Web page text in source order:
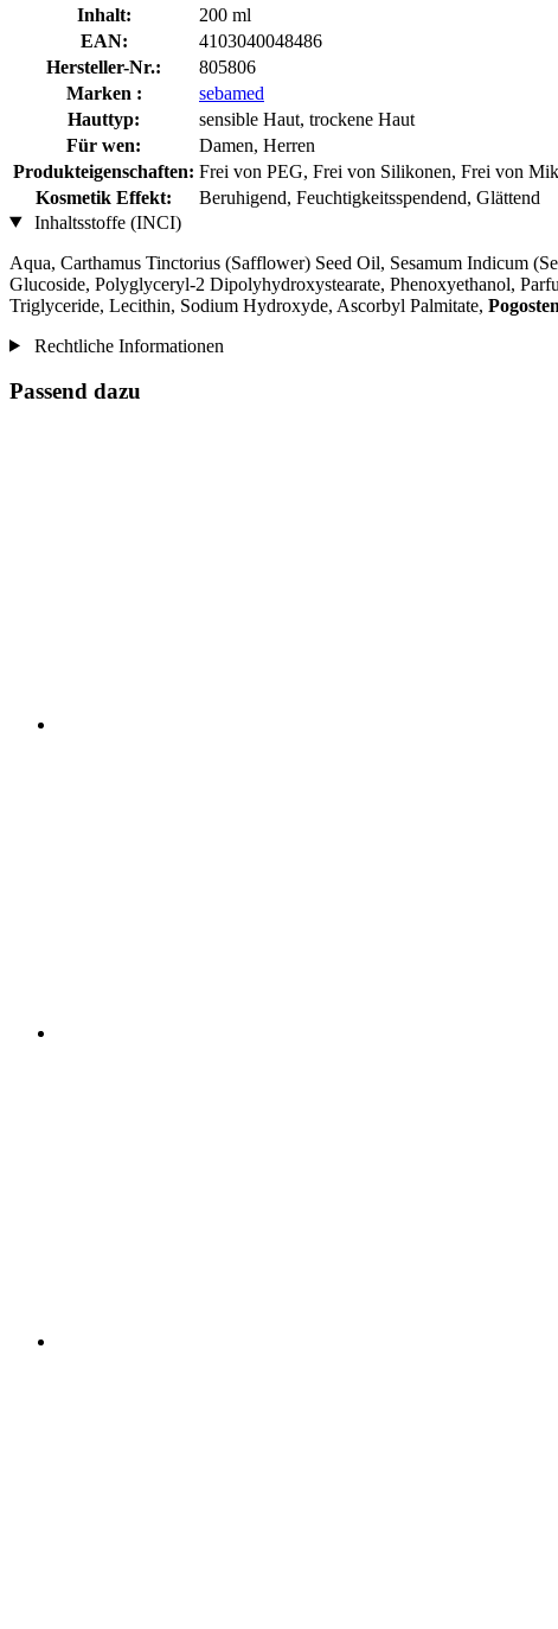
Inhalt:
200 ml
EAN:
4103040048486
Hersteller-Nr.:
805806
Marken :
sebamed
Hauttyp:
sensible Haut, trockene Haut
Für wen:
Damen, Herren
Produkteigenschaften: Frei von PEG, Frei von Silikonen, Frei von
Kosmetik Effekt:
Beruhigend, Feuchtigkeitsspendend, Glättend
Inhaltsstoffe (INCI)
Aqua, Carthamus Tinctorius (Safflower) Seed Oil, Sesamum Indicum
Glucoside, Polyglyceryl-2 Dipolyhydroxystearate, Phenoxyethanol,
Triglyceride, Lecithin, Sodium Hydroxyde, Ascorbyl Palmitate,
Rechtliche Informationen
Passend dazu